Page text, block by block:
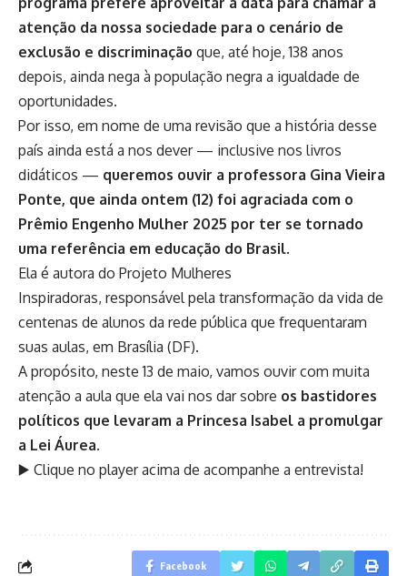
atenção da nossa sociedade para o cenário de
exclusão e discriminação que, até hoje, 138 anos
depois, ainda nega à população negra a igualdade de
oportunidades.
Por isso, em nome de uma revisão que a história desse
país ainda está a nos dever — inclusive nos livros
didáticos — queremos ouvir a professora Gina Vieira
Ponte, que ainda ontem (12) foi agraciada com o
Prêmio Engenho Mulher 2025 por ter se tornado
uma referência em educação do Brasil.
Ela é autora do Projeto Mulheres
Inspiradoras, responsável pela transformação da vida de
centenas de alunos da rede pública que frequentaram
suas aulas, em Brasília (DF).
A propósito, neste 13 de maio, vamos ouvir com muita
atenção a aula que ela vai nos dar sobre os bastidores
políticos que levaram a Princesa Isabel a promulgar
a Lei Áurea.
▶️ Clique no player acima de acompanhe a entrevista!
Facebook